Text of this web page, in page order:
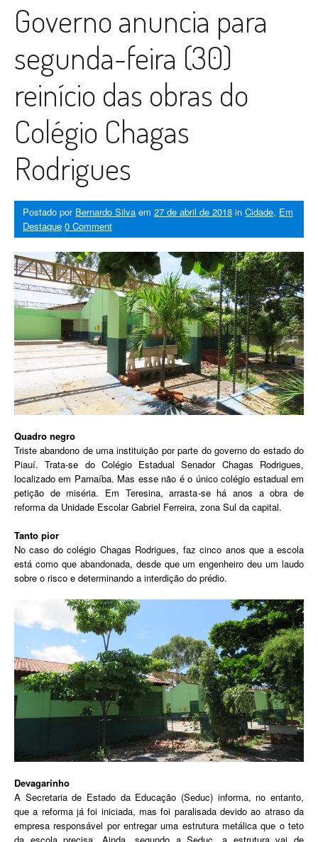
Governo anuncia para
segunda-feira (30)
reinício das obras do
Colégio Chagas
Rodrigues
Postado por Bernardo Silva em 27 de abril de 2018 in Cidade, Em
Destaque 0 Comment
Quadro negro
Triste abandono de uma instituição por parte do governo do estado do
Piauí. Trata-se do Colégio Estadual Senador Chagas Rodrigues,
localizado em Parnaíba. Mas esse não é o único colégio estadual em
petição de miséria. Em Teresina, arrasta-se há anos a obra de
reforma da Unidade Escolar Gabriel Ferreira, zona Sul da capital.
Tanto pior
No caso do colégio Chagas Rodrigues, faz cinco anos que a escola
está como que abandonada, desde que um engenheiro deu um laudo
sobre o risco e determinando a interdição do prédio.
Devagarinho
A Secretaria de Estado da Educação (Seduc) informa, no entanto,
que a reforma já foi iniciada, mas foi paralisada devido ao atraso da
empresa responsável por entregar uma estrutura metálica que o teto